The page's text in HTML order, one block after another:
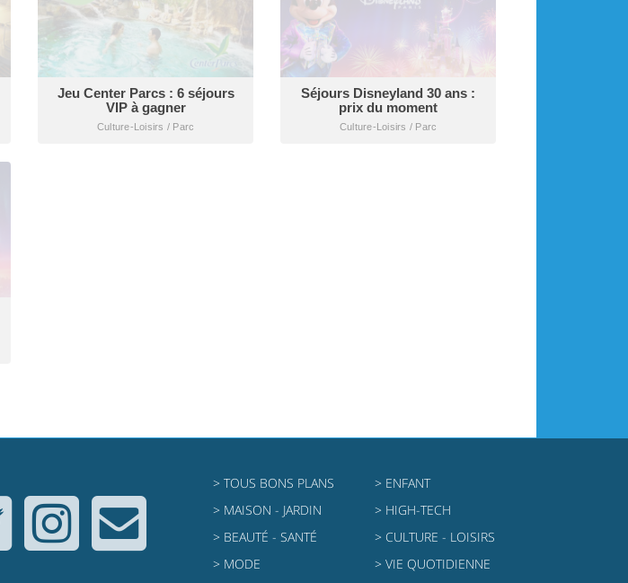
Jeu Center Parcs : 6 séjours
VIP à gagner
Culture-Loisirs / Parc
Séjours Disneyland 30 ans :
prix du moment
Culture-Loisirs / Parc
> TOUS BONS PLANS
> ENFANT
> MAISON - JARDIN
> HIGH-TECH
> BEAUTÉ - SANTÉ
> CULTURE - LOISIRS
> MODE
> VIE QUOTIDIENNE